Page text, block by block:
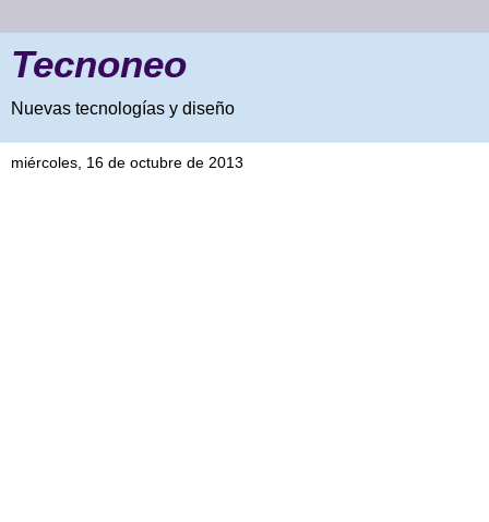
Tecnoneo
Nuevas tecnologías y diseño
miércoles, 16 de octubre de 2013